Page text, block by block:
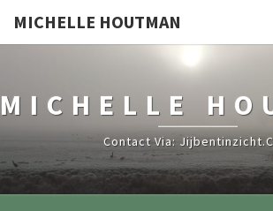
MICHELLE HOUTMAN
MICHELLE
Contact Via: